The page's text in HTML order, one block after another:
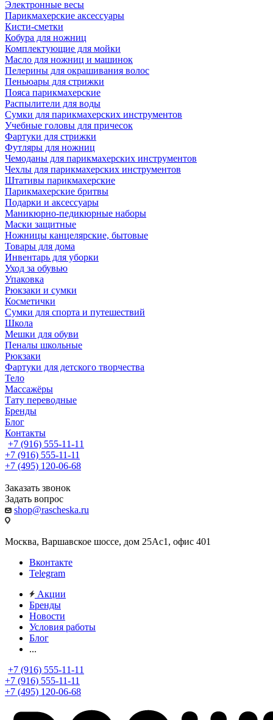
Электронные весы
Парикмахерские аксессуары
Кисти-сметки
Кобура для ножниц
Комплектующие для мойки
Масло для ножниц и машинок
Пелерины для окрашивания волос
Пеньюары для стрижки
Пояса парикмахерские
Распылители для воды
Сумки для парикмахерских инструментов
Учебные головы для причесок
Фартуки для стрижки
Футляры для ножниц
Чемоданы для парикмахерских инструментов
Чехлы для парикмахерских инструментов
Штативы парикмахерские
Парикмахерские бритвы
Подарки и аксессуары
Маникюрно-педикюрные наборы
Маски защитные
Ножницы канцелярские, бытовые
Товары для дома
Инвентарь для уборки
Уход за обувью
Упаковка
Рюкзаки и сумки
Косметички
Сумки для спорта и путешествий
Школа
Мешки для обуви
Пеналы школьные
Рюкзаки
Фартуки для детского творчества
Тело
Массажёры
Тату переводные
Бренды
Блог
Контакты
+7 (916) 555-11-11
+7 (916) 555-11-11
+7 (495) 120-06-68
Заказать звонок
Задать вопрос
shop@rascheska.ru
Москва, Варшавское шоссе, дом 25Аc1, офис 401
Вконтакте
Telegram
Акции
Бренды
Новости
Условия работы
Блог
...
+7 (916) 555-11-11
+7 (916) 555-11-11
+7 (495) 120-06-68